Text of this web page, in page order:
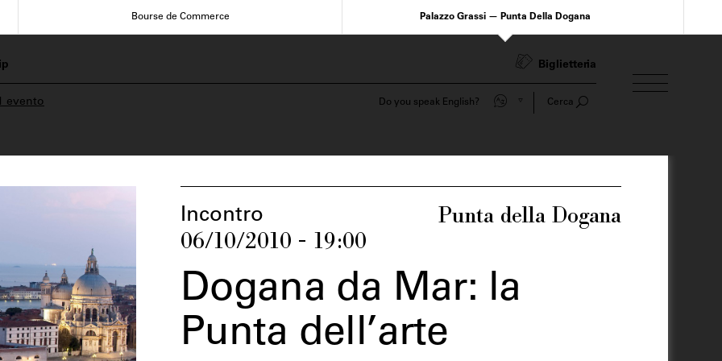
Bourse de Commerce Palazzo Grassi — Punta Della Dogana
Biglietteria
evento Do you speak English? Cerca
Incontro
06/10/2010 - 19:00
Punta della Dogana
Dogana da Mar: la
Punta dell’arte